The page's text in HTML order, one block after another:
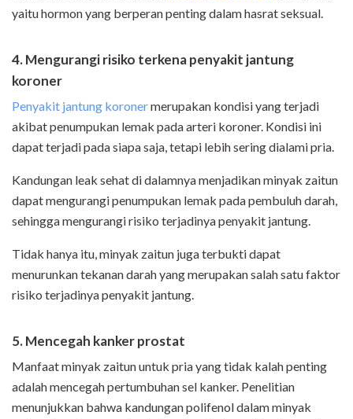
yaitu hormon yang berperan penting dalam hasrat seksual.
4. Mengurangi risiko terkena penyakit jantung
koroner
Penyakit jantung koronermerupakan kondisi yang terjadi
akibat penumpukan lemak pada arteri koroner. Kondisi ini
dapat terjadi pada siapa saja, tetapi lebih sering dialami pria.
Kandungan leak sehat di dalamnya menjadikan minyak zaitun
dapat mengurangi penumpukan lemak pada pembuluh darah,
sehingga mengurangi risiko terjadinya penyakit jantung.
Tidak hanya itu, minyak zaitun juga terbukti dapat
menurunkan tekanan darah yang merupakan salah satu faktor
risiko terjadinya penyakit jantung.
5. Mencegah kanker prostat
Manfaat minyak zaitun untuk pria yang tidak kalah penting
adalah mencegah pertumbuhan sel kanker. Penelitian
menunjukkan bahwa kandungan polifenol dalam minyak